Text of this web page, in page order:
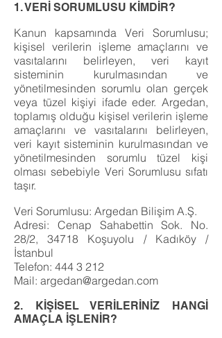
1. VERİ SORUMLUSU KİMDİR?
Kanun kapsamında Veri Sorumlusu;
kişisel verilerin işleme amaçlarını ve
vasıtalarını belirleyen, veri kayıt
sisteminin kurulmasından ve
yönetilmesinden sorumlu olan gerçek
veya tüzel kişiyi ifade eder. Argedan,
toplamış olduğu kişisel verilerin işleme
amaçlarını ve vasıtalarını belirleyen,
veri kayıt sisteminin kurulmasından ve
yönetilmesinden sorumlu tüzel kişi
olması sebebiyle Veri Sorumlusu sıfatı
taşır.
Veri Sorumlusu: Argedan Bilişim A.Ş.
Adresi: Cenap Sahabettin Sok. No.
28/2, 34718 Koşuyolu / Kadıköy /
İstanbul
Telefon: 444 3 212
Mail: argedan@argedan.com
2. KİŞİSEL VERİLERİNİZ HANGİ
AMAÇLA İŞLENİR?